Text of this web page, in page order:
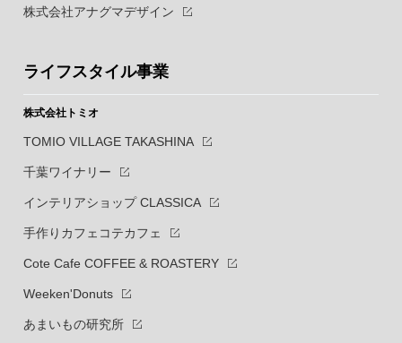
株式会社アナグマデザイン
ライフスタイル事業
株式会社トミオ
TOMIO VILLAGE TAKASHINA
千葉ワイナリー
インテリアショップ CLASSICA
手作りカフェコテカフェ
Cote Cafe COFFEE & ROASTERY
Weeken'Donuts
あまいもの研究所